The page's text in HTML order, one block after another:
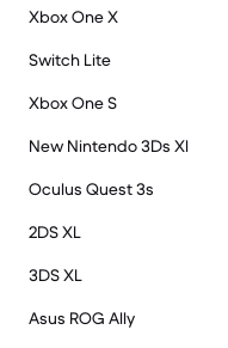
Xbox One X
Switch Lite
Xbox One S
New Nintendo 3Ds Xl
Oculus Quest 3s
2DS XL
3DS XL
Asus ROG Ally